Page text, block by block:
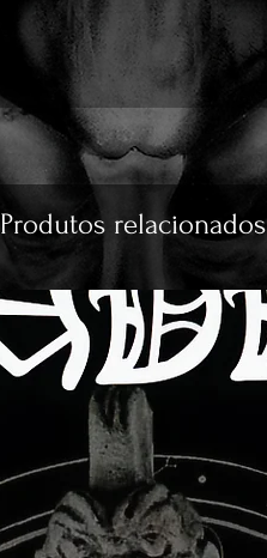
Produtos relacionados